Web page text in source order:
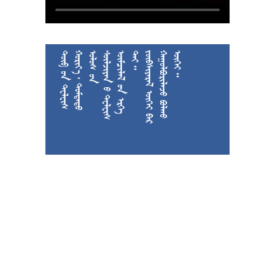

































































  






































 